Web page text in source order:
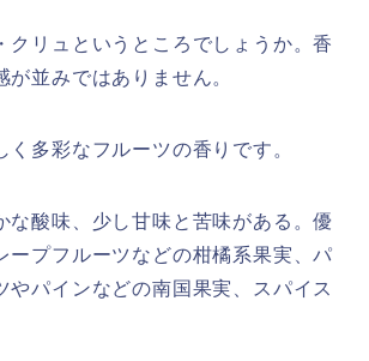
クリュというところでしょうか。香
が並みではありません。
く多彩なフルーツの香りです。
な酸味、少し甘味と苦味がある。優
ープフルーツなどの柑橘系果実、パ
やパインなどの南国果実、スパイス